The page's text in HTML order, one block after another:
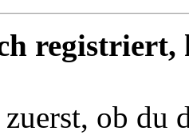
ob du